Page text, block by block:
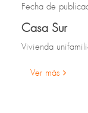
Fecha de
Casa Sur
Vivienda
Ver más